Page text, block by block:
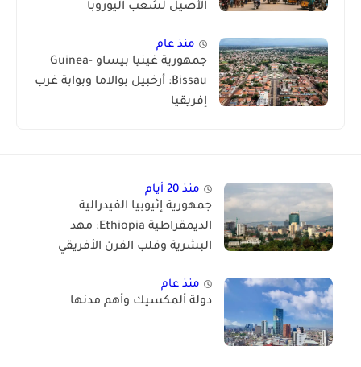
الأصيل لشعب اليوروبا
منذ عام
جمهورية غينيا بيساو Guinea-
Bissau: أرخبيل بوالاما وبوابة غرب
إفريقيا
منذ 20 أيام
جمهورية إثيوبيا الفيدرالية
الديمقراطية Ethiopia: مهد
البشرية وقلب القرن الأفريقي
منذ عام
دولة ألمكسيك وأهم مدنها